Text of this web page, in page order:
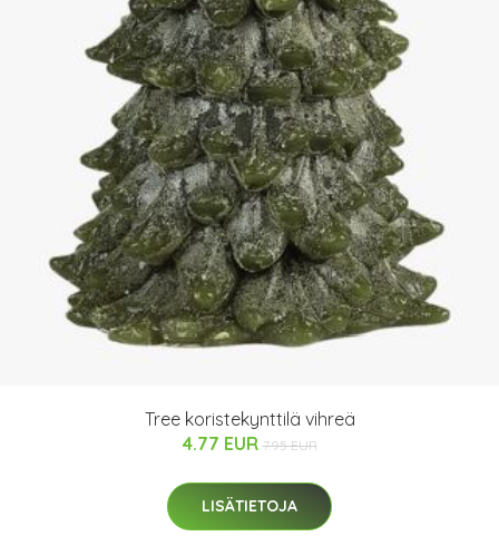
Tree koristekynttilä vihreä
4.77 EUR 7.95 EUR
LISÄTIETOJA